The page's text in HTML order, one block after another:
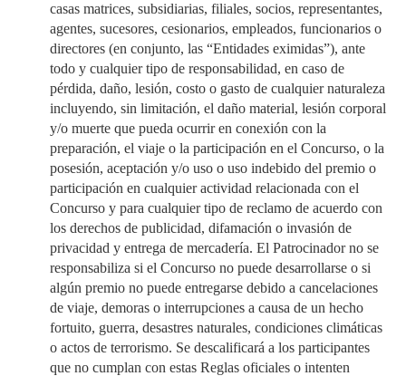
casas matrices, subsidiarias, filiales, socios, representantes,
agentes, sucesores, cesionarios, empleados, funcionarios o
directores (en conjunto, las “Entidades eximidas”), ante
todo y cualquier tipo de responsabilidad, en caso de
pérdida, daño, lesión, costo o gasto de cualquier naturaleza
incluyendo, sin limitación, el daño material, lesión corporal
y/o muerte que pueda ocurrir en conexión con la
preparación, el viaje o la participación en el Concurso, o la
posesión, aceptación y/o uso o uso indebido del premio o
participación en cualquier actividad relacionada con el
Concurso y para cualquier tipo de reclamo de acuerdo con
los derechos de publicidad, difamación o invasión de
privacidad y entrega de mercadería. El Patrocinador no se
responsabiliza si el Concurso no puede desarrollarse o si
algún premio no puede entregarse debido a cancelaciones
de viaje, demoras o interrupciones a causa de un hecho
fortuito, guerra, desastres naturales, condiciones climáticas
o actos de terrorismo. Se descalificará a los participantes
que no cumplan con estas Reglas oficiales o intenten